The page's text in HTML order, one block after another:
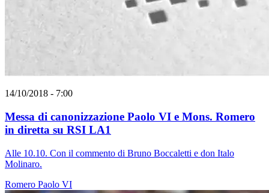
14/10/2018 - 7:00
Messa di canonizzazione Paolo VI e Mons. Romero
in diretta su RSI LA1
Alle 10.10. Con il commento di Bruno Boccaletti e don Italo
Molinaro.
Romero Paolo VI